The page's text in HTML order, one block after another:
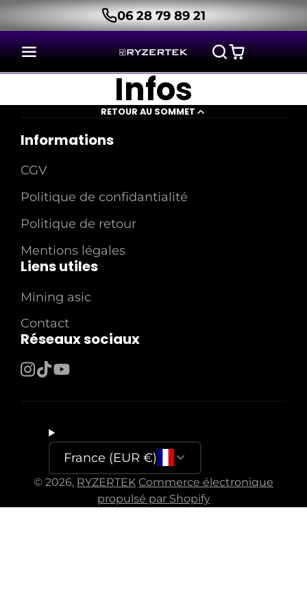
06 28 79 89 21
Infos
RETOUR AU SOMMET
Informations
CGV
Politique de confidantialité
Politique de retour
Mentions légales
Liens utiles
Mining asic
Contact
Réseaux sociaux
France (EUR €)
© 2026, RYZERTEK Commerce électronique
propulsé par Shopify